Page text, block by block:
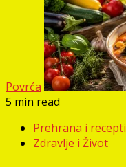
Povrća
5 min read
Prehrana i recepti
Zdravlje i Život